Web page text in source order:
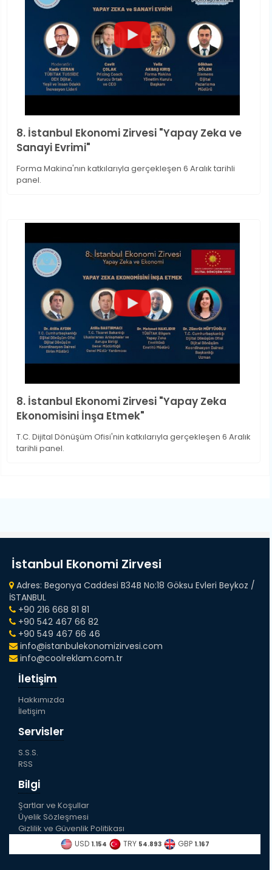
8. İstanbul Ekonomi Zirvesi "Yapay Zeka ve
Sanayi Evrimi"
Forma Makina'nın katkılarıyla gerçekleşen 6 Aralık tarihli
panel.
8. İstanbul Ekonomi Zirvesi "Yapay Zeka
Ekonomisini İnşa Etmek"
T.C. Dijital Dönüşüm Ofisi'nin katkılarıyla gerçekleşen 6 Aralık
tarihli panel.
İstanbul Ekonomi Zirvesi
Adres: Begonya Caddesi B34B No:18 Göksu Evleri Beykoz /
İSTANBUL
+90 216 668 81 81
+90 542 467 66 82
+90 549 467 66 46
info@istanbulekonomizirvesi.com
info@coolreklam.com.tr
İletişim
Hakkımızda
İletişim
Servisler
S.S.S.
RSS
Bilgi
Şartlar ve Koşullar
Üyelik Sözleşmesi
Gizlilik ve Güvenlik Politikası
USD 1.154 TRY 54.893 GBP 1.167